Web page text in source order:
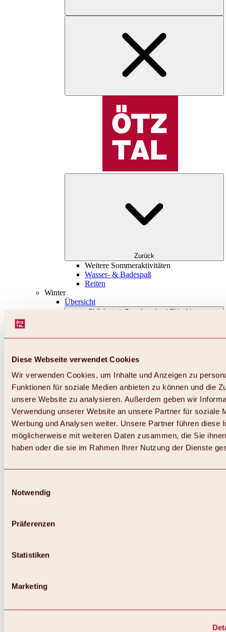
Diese Webseite verwendet Cookies
Wir verwenden Cookies, um Inhalte und Anzeigen zu
Funktionen für soziale Medien anbieten zu können und die
unsere Website zu analysieren. Außerdem geben wir
Verwendung unserer Website an unsere Partner für soziale
Werbung und Analysen weiter. Unsere Partner führen diese
möglicherweise mit weiteren Daten zusammen, die Sie
haben oder die sie im Rahmen Ihrer Nutzung der Dienste
Notwendig
Präferenzen
Statistiken
Marketing
Zurück
Weitere Sommeraktivitäten
Wasser- & Badespaß
Reiten
Winter
Übersicht
Skifahren & Snowboarden | Skigebiete